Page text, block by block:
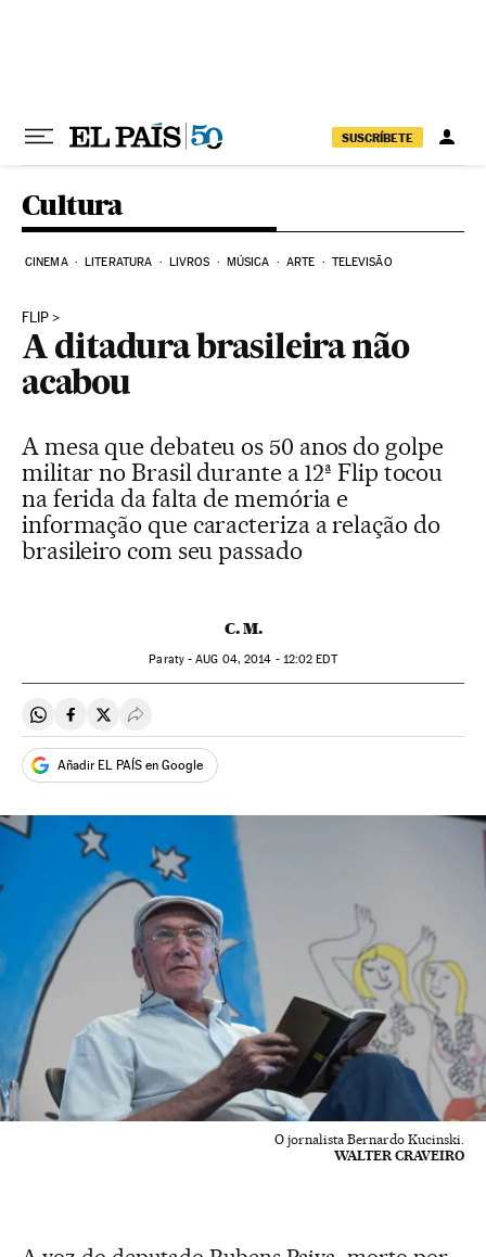
SUSCRÍBETE
Cultura
CINEMA LITERATURA LIVROS MÚSICA ARTE TELEVISÃO
FLIP
A ditadura brasileira não
acabou
A mesa que debateu os 50 anos do golpe
militar no Brasil durante a 12ª Flip tocou
na ferida da falta de memória e
informação que caracteriza a relação do
brasileiro com seu passado
C. M.
Paraty -AUG 04, 2014 - 12:02 EDT
Compartir en Whatsapp
Compartir en Facebook
Compartir en Twitter
Desplegar Redes Sociales
Añadir EL PAÍS en Google
O jornalista Bernardo Kucinski.
WALTER CRAVEIRO